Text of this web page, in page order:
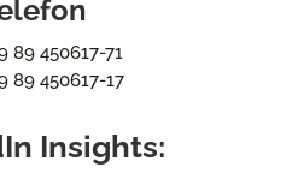
89 450617-71
89 450617-17
Insights: